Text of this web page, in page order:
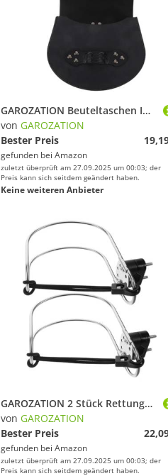
GAROZATION Beuteltaschen Im Nordischen Wikingerstil Für Männer, Gürteltasche, Renaissance, Mittelalterliches Zubehör, Renaissance Beutel, Mittelalterlicher Gürtelbeutel, Mittelalterliche
von GAROZATION
Bester Preis
gefunden bei Amazon
zuletzt überprüft am 27.09.2025 um 00:03; der
Preis kann sich seitdem geändert haben.
Keine weiteren Anbieter
GAROZATION 2 Stück Rettungsringhalterung Rettungsringhalterung Edelstahl Bojenhalterung Sicherheitsringhalterung Marine Sicherheitsringhalterung Rostfreie Rettungsringabdeckung
von GAROZATION
Bester Preis
gefunden bei Amazon
zuletzt überprüft am 27.09.2025 um 00:03; der
Preis kann sich seitdem geändert haben.